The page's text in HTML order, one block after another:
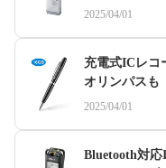
2025/04/01
充電式ICレコ
オリンパスも
2025/04/01
Bluetooth対